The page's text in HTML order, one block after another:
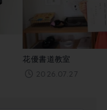
花優書道教室
2026.07.27